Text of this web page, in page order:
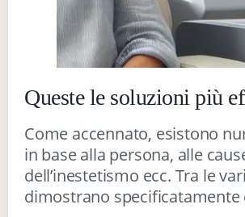
Queste le soluzioni più
Come accennato, esistono
in base alla persona, alle
dell’inestetismo ecc. Tra le
dimostrano specificatamente